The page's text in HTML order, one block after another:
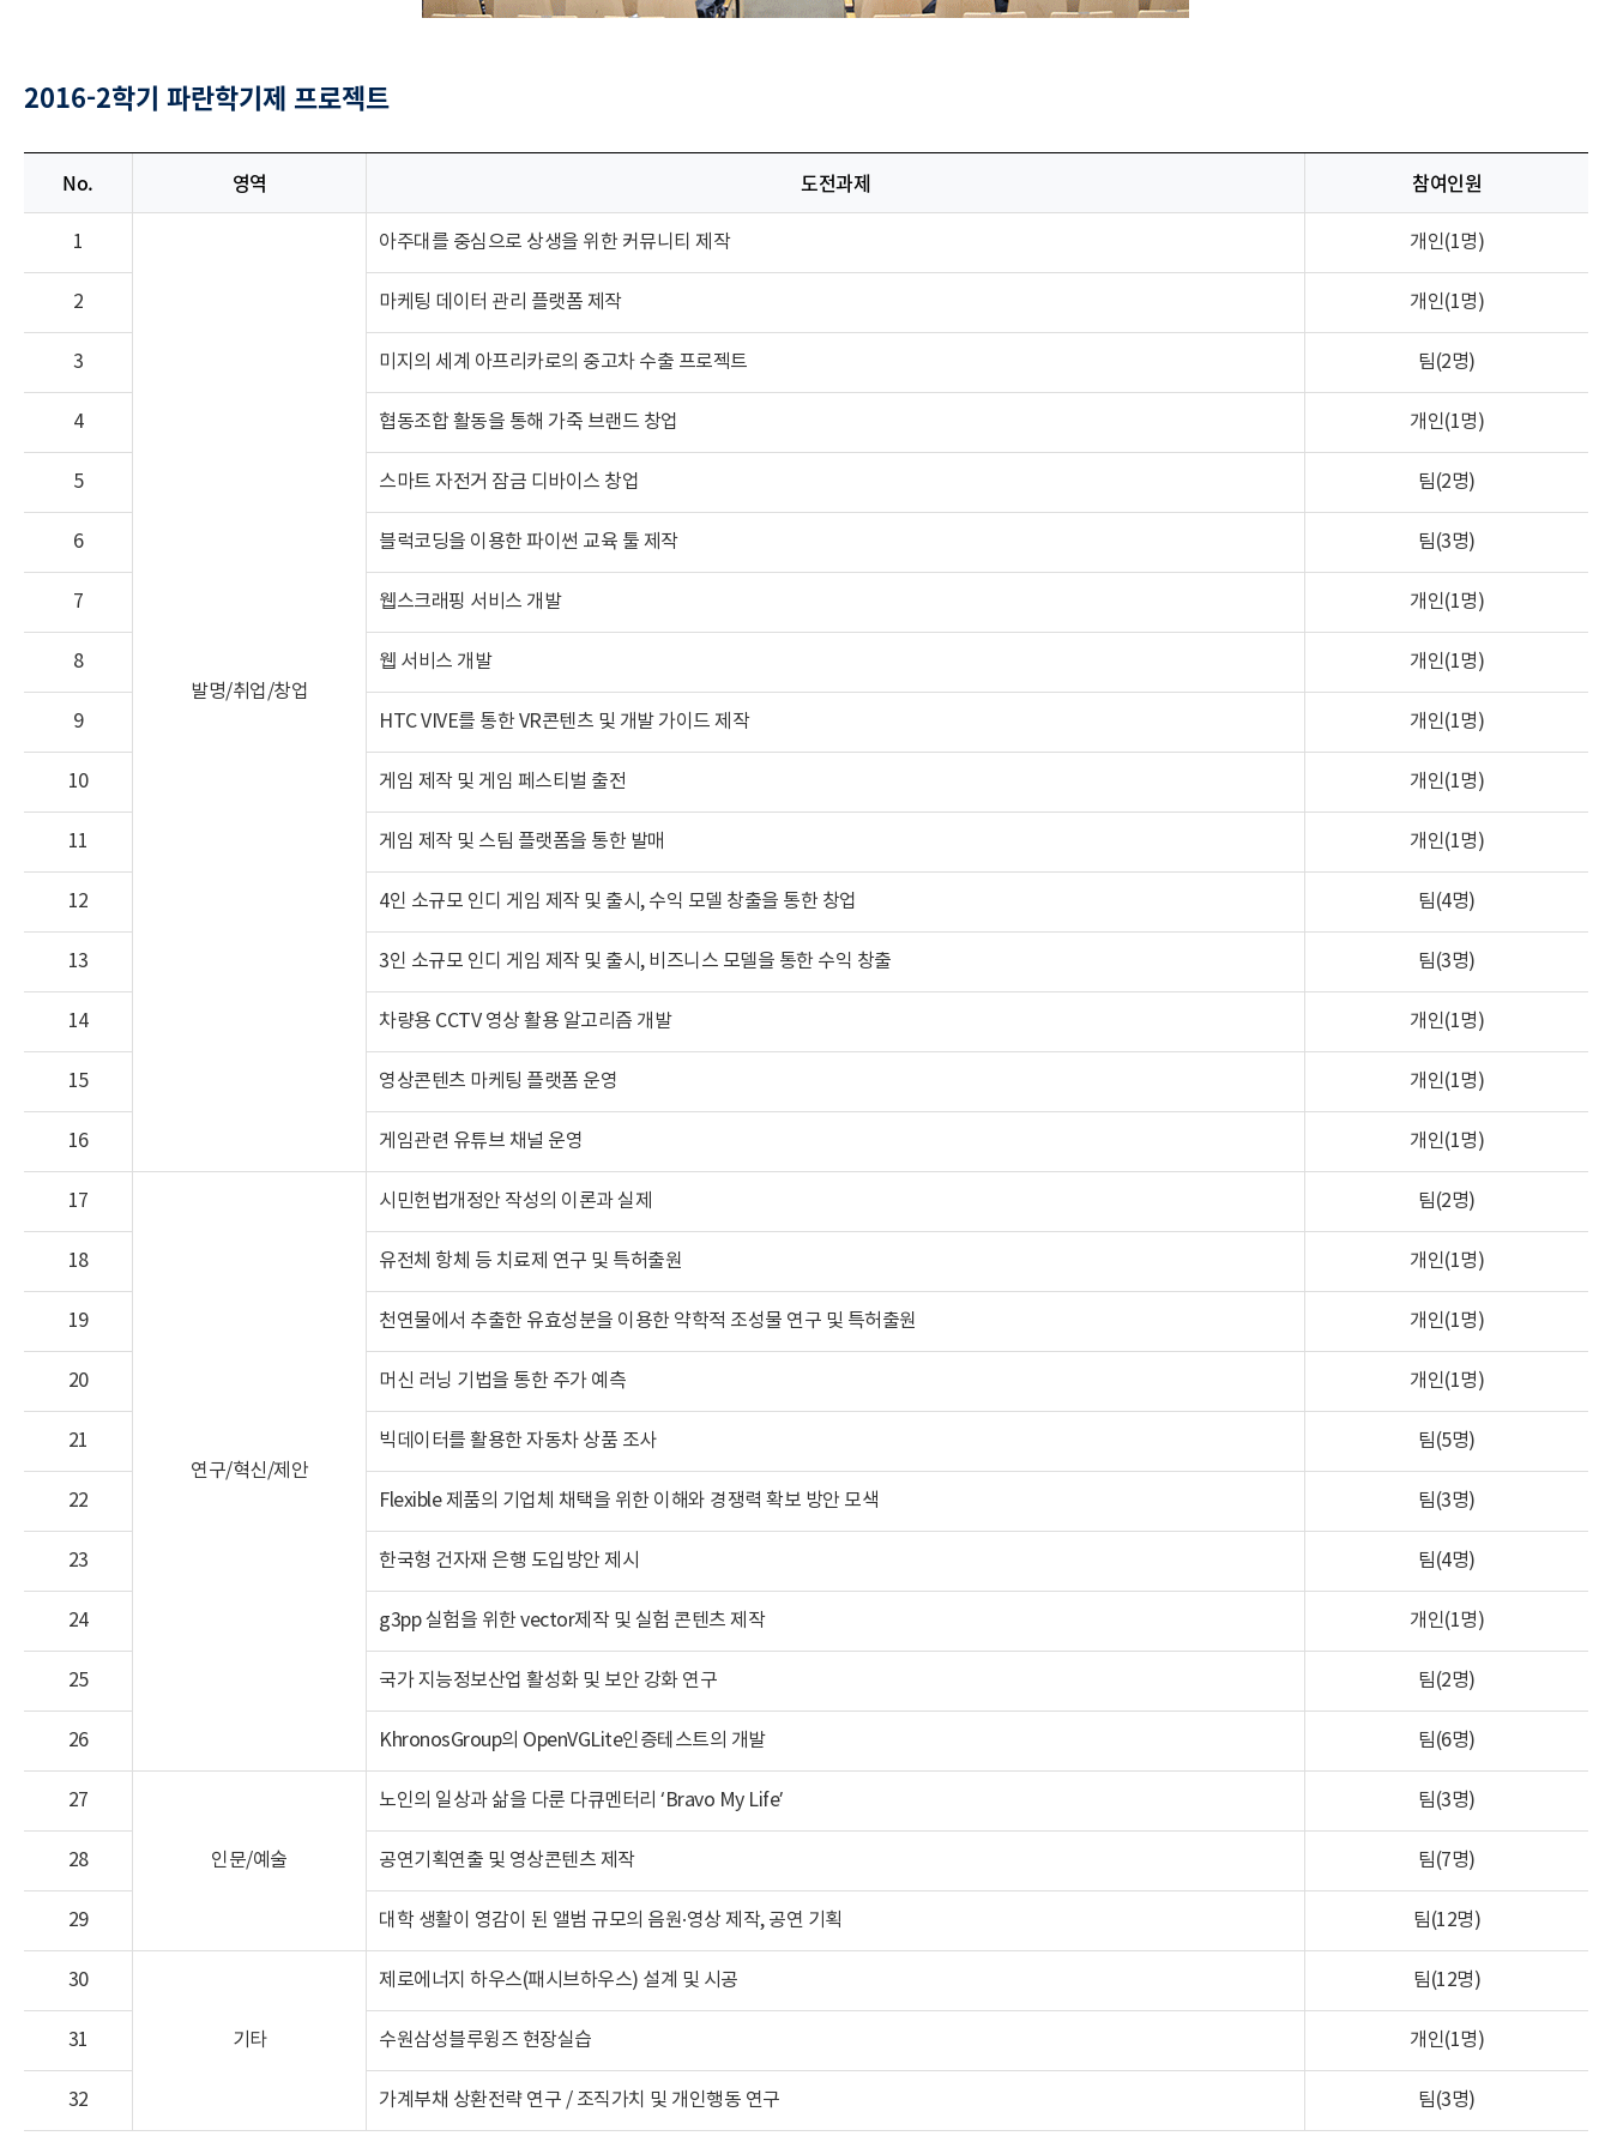
2016-2학기 파란학기제 프로젝트
No. 영역 도전과제 참여인원
1
발명/취업/창업
아주대를 중심으로 상생을 위한 커뮤니티 제작 개인(1명)
2 마케팅 데이터 관리 플랫폼 제작 개인(1명)
3 미지의 세계 아프리카로의 중고차 수출 프로젝트 팀(2명)
4 협동조합 활동을 통해 가죽 브랜드 창업 개인(1명)
5 스마트 자전거 잠금 디바이스 창업 팀(2명)
6 블럭코딩을 이용한 파이썬 교육 툴 제작 팀(3명)
7 웹스크래핑 서비스 개발 개인(1명)
8 웹 서비스 개발 개인(1명)
9 HTC VIVE를 통한 VR콘텐츠 및 개발 가이드 제작 개인(1명)
10 게임 제작 및 게임 페스티벌 출전 개인(1명)
11 게임 제작 및 스팀 플랫폼을 통한 발매 개인(1명)
12 4인 소규모 인디 게임 제작 및 출시, 수익 모델 창출을 통한 창업 팀(4명)
13 3인 소규모 인디 게임 제작 및 출시, 비즈니스 모델을 통한 수익 창출 팀(3명)
14 차량용 CCTV 영상 활용 알고리즘 개발 개인(1명)
15 영상콘텐츠 마케팅 플랫폼 운영 개인(1명)
16 게임관련 유튜브 채널 운영 개인(1명)
17
연구/혁신/제안
시민헌법개정안 작성의 이론과 실제 팀(2명)
18 유전체 항체 등 치료제 연구 및 특허출원 개인(1명)
19 천연물에서 추출한 유효성분을 이용한 약학적 조성물 연구 및 특허출원 개인(1명)
20 머신 러닝 기법을 통한 주가 예측 개인(1명)
21 빅데이터를 활용한 자동차 상품 조사 팀(5명)
22 Flexible 제품의 기업체 채택을 위한 이해와 경쟁력 확보 방안 모색 팀(3명)
23 한국형 건자재 은행 도입방안 제시 팀(4명)
24 g3pp 실험을 위한 vector제작 및 실험 콘텐츠 제작 개인(1명)
25 국가 지능정보산업 활성화 및 보안 강화 연구 팀(2명)
26 KhronosGroup의 OpenVGLite인증테스트의 개발 팀(6명)
27
인문/예술
노인의 일상과 삶을 다룬 다큐멘터리 ‘Bravo My Life’ 팀(3명)
28 공연기획연출 및 영상콘텐츠 제작 팀(7명)
29 대학 생활이 영감이 된 앨범 규모의 음원·영상 제작, 공연 기획 팀(12명)
30
기타
제로에너지 하우스(패시브하우스) 설계 및 시공 팀(12명)
31 수원삼성블루윙즈 현장실습 개인(1명)
32 가계부채 상환전략 연구 / 조직가치 및 개인행동 연구 팀(3명)